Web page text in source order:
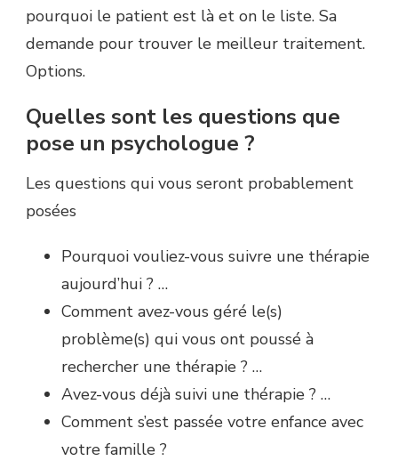
pourquoi le patient est là et on le liste. Sa
demande pour trouver le meilleur traitement.
Options.
Quelles sont les questions que
pose un psychologue ?
Les questions qui vous seront probablement
posées
Pourquoi vouliez-vous suivre une thérapie
aujourd’hui ? …
Comment avez-vous géré le(s)
problème(s) qui vous ont poussé à
rechercher une thérapie ? …
Avez-vous déjà suivi une thérapie ? …
Comment s’est passée votre enfance avec
votre famille ?